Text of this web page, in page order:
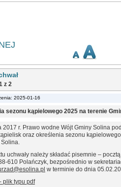
z 2
2025-01-16
sezonu kąpielowego 2025 na terenie
r. Prawo wodne Wójt Gminy Solina
oraz określenia sezonu
uchwały należy składać pisemnie –
610 Polańczyk, bezpośrednio w
w terminie do dnia
plik typu pdf